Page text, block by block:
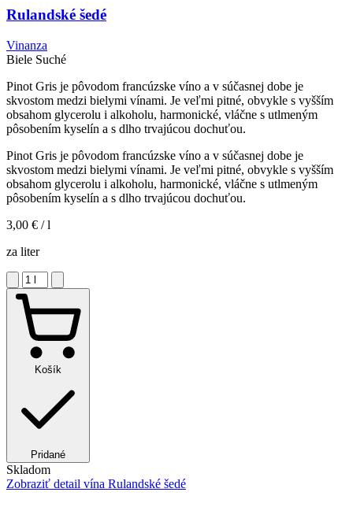
Rulandské šedé
Vinanza
Biele Suché
Pinot Gris je pôvodom francúzske víno a v súčasnej dobe je
skvostom medzi bielymi vínami. Je veľmi pitné, obvykle s vyšším
obsahom glycerolu i alkoholu, harmonické, vláčne s utlmeným
pôsobením kyselín a s dlho trvajúcou dochuťou.
Pinot Gris je pôvodom francúzske víno a v súčasnej dobe je
skvostom medzi bielymi vínami. Je veľmi pitné, obvykle s vyšším
obsahom glycerolu i alkoholu, harmonické, vláčne s utlmeným
pôsobením kyselín a s dlho trvajúcou dochuťou.
3,00 € / l
za liter
Košík
Pridané
Skladom
Zobraziť detail vína Rulandské šedé